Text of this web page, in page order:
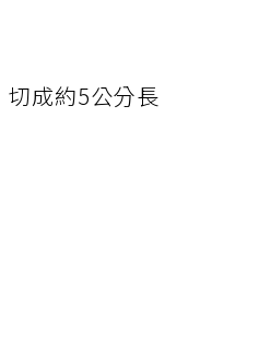
成約5公分長